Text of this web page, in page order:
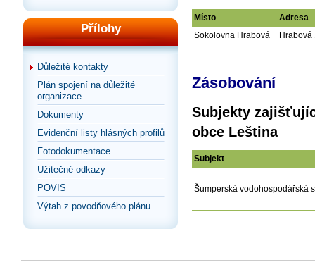
Přílohy
Důležité kontakty
Plán spojení na důležité
organizace
Dokumenty
Evidenční listy hlásných profilů
Fotodokumentace
Užitečné odkazy
POVIS
Výtah z povodňového plánu
Místo
Adresa
Sokolovna Hrabová
Hrabová
Zásobování
Subjekty
obce Leština
Subjekt
Šumperská vodohospodářská